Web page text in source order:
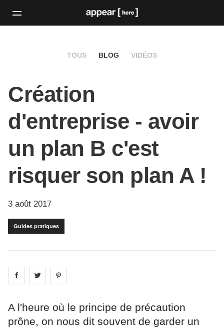
TOUS BLOG VIDÉOS
Création
d'entreprise - avoir
un plan B c'est
risquer son plan A !
3 août 2017
Guides pratiques
Share on facebook
Share on
A l'heure où le principe de précaution
prône, on nous dit souvent de garder un